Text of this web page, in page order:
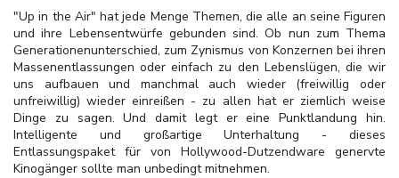
"Up in the Air" hat jede Menge Themen, die alle an seine Figuren
und ihre Lebensentwürfe gebunden sind. Ob nun zum Thema
Generationenunterschied, zum Zynismus von Konzernen bei ihren
Massenentlassungen oder einfach zu den Lebenslügen, die wir
uns aufbauen und manchmal auch wieder (freiwillig oder
unfreiwillig) wieder einreißen - zu allen hat er ziemlich weise
Dinge zu sagen. Und damit legt er eine Punktlandung hin.
Intelligente und großartige Unterhaltung - dieses
Entlassungspaket für von Hollywood-Dutzendware genervte
Kinogänger sollte man unbedingt mitnehmen.